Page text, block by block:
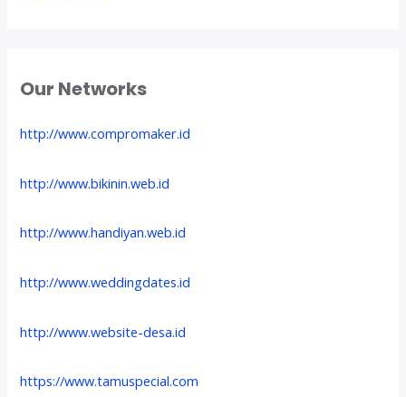
Our Networks
http://www.compromaker.id
http://www.bikinin.web.id
http://www.handiyan.web.id
http://www.weddingdates.id
http://www.website-desa.id
https://www.tamuspecial.com